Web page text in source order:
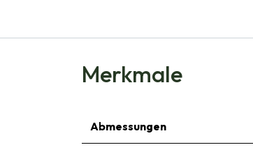
Merkmale
Abmessungen